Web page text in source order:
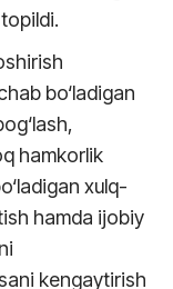
bo‘ladigan
hamkorlik
xulq-
hamda ijobiy
kengaytirish